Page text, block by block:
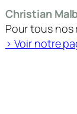
Christian
Pour tous nos
> Voir notre